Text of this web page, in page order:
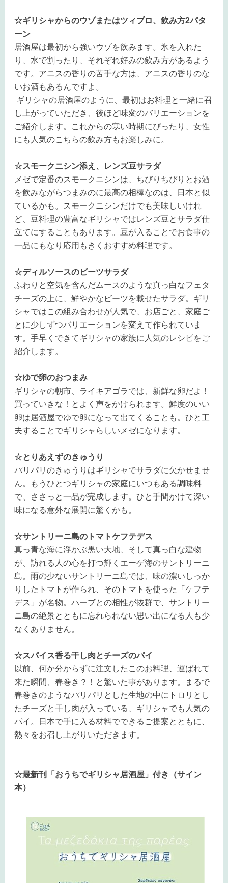
☆ギリシャからのウゾまたはツィプロ、飲み方2パタ
ーン
居酒屋は最初から強いウゾを飲みます。氷を入れた
り、水で割ったり、それぞれ好みの飲み方があるよう
です。アニスの香りの苦手な方は、アニスの香りのな
いお酒もあるんですよ。
ギリシャの居酒屋のように、最初はお料理と一緒に召
し上がっていただき、後ほど味変のバリエーションを
ご紹介します。これからの寒い時期にぴったり、女性
にも人気のこちらの飲み方もお楽しみに。
☆スモークニシン添え、レンズ豆サラダ
メゼで定番のスモークニシンは、ちびりちびりとお酒
を飲みながらつまみのに最高の相棒なのは、日本と似
ているかも。スモークニシンだけでも美味しいけれ
ど、豆料理の豊富なギリシャではレンズ豆とサラダ仕
立てにすることもあります。豆が入ることでお食事の
一品にもなり応用もきくおすすめ料理です。
☆ディルソースのビーツサラダ
ふわりと空気を含んだムースのような真っ白なフェタ
チーズの上に、鮮やかなビーツを載せたサラダ。ギリ
シャではこの組み合わせが人気で、お店ごと、家庭ご
とに少しずつバリエーションを変えて作られていま
す。手早くできてギリシャの家族に人気のレシピをご
紹介します。
☆ゆで卵のおつまみ
ギリシャの朝市、ライキアゴラでは、新鮮な卵だよ！
買っていきな！とよく声をかけられます。鮮度のいい
卵は居酒屋でゆで卵になって出てくることも。ひと工
夫することでギリシャらしいメゼになります。
☆とりあえずのきゅうり
パリパリのきゅうりはギリシャでサラダに欠かせませ
ん。もうひとつギリシャの家庭にいつもある調味料
で、ささっと一品が完成します。ひと手間かけて深い
味になる意外な展開に驚くかも。
☆サントリーニ島のトマトケフテデス
真っ青な海に浮かぶ黒い大地、そして真っ白な建物
が、訪れる人の心を打つ輝くエーゲ海のサントリーニ
島。雨の少ないサントリーニ島では、味の濃いしっか
りしたトマトが作られ、そのトマトを使った「ケフテ
デス」が名物。ハーブとの相性が抜群で、サントリー
ニ島の絶景とともに忘れられない思い出になる人も少
なくありません。
☆スパイス香る干し肉とチーズのパイ
以前、何か分からずに注文したこのお料理、運ばれて
来た瞬間、春巻き？！と驚いた事があります。まるで
春巻きのようなパリパリとした生地の中にトロリとし
たチーズと干し肉が入っている、ギリシャでも人気の
パイ。日本で手に入る材料でできるご提案とともに、
熱々をお召し上がりいただきます。
☆最新刊「おうちでギリシャ居酒屋」付き（サイン
本）